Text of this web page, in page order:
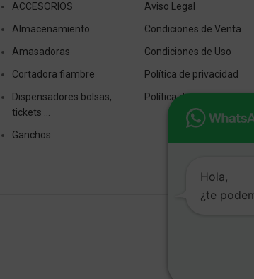
ACCESORIOS
Almacenamiento
Amasadoras
Cortadora fiambre
Dispensadores bolsas,
tickets …
Ganchos
Aviso Legal
Condiciones de Venta
Condiciones de Uso
Política de privacidad
Política de cookies
Hola,
¿te